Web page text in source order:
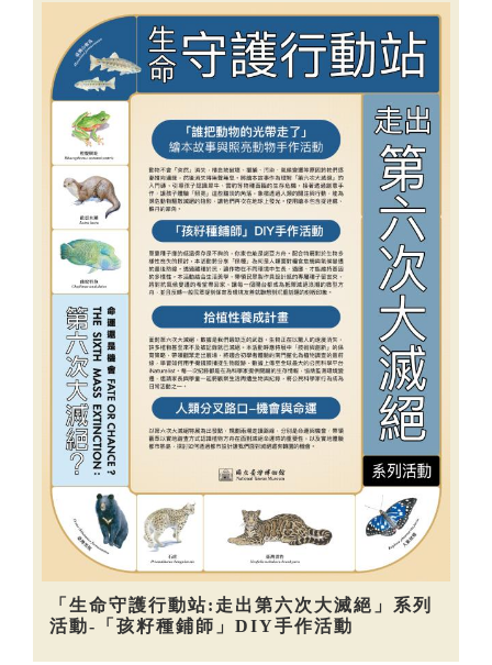
「生命守護行動站:走出第六次大滅絕」系列
活動-「孩籽種鋪師」DIY手作活動